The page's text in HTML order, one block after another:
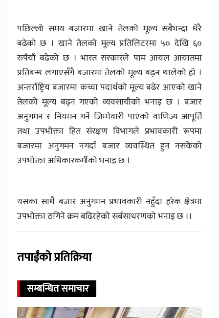
पछिल्लो समय बजारमा खाने तेलको मूल्य सबैभन्दा धेरै
बढेको छ । खाने तेलको मूल्य प्रतिलिटरमा ५० देखि ६०
रुपैयाँ बढेको छ । भारत सरकारले पाम आयल आयातमा
प्रतिबन्ध लगाएसँगै बजारमा तेलको मूल्य बढ्न थालेको हो ।
अन्तर्राष्ट्रिय बजारमा कच्चा पदार्थको मूल्य बढेर आएको खाने
तेलको मूल्य बढ्न गएको व्यवसायीको भनाइ छ । बजार
अनुगमन र नियमन गर्ने जिम्मेवारी पाएको वाणिज्य आपूर्ति
तथा उपभोक्ता हित संरक्षण विभागले प्रभावकारी रूपमा
बजारमा अनुगमन नगर्दा बजार व्यवस्थित हुन नसकेको
उपभोक्ता अधिकारकर्मीको भनाइ छ ।
यसका साथै बजार अनुगमन प्रभावकारी नहुँदा हरेक क्षेत्रमा
उपभोक्ता ठगिने क्रम बढिरहेको सर्बसाधरणको भनाइ छ ।।
तपाईंको प्रतिक्रिया
सम्बन्धित समाचार